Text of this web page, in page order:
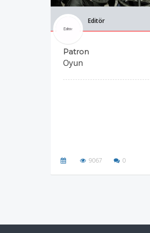
Editör
Patron
Oyun
9067 0